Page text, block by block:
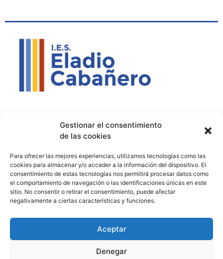
Gestionar el consentimiento
de las cookies
Para ofrecer las mejores experiencias, utilizamos tecnologías como las
cookies para almacenar y/o acceder a la información del dispositivo. El
consentimiento de estas tecnologías nos permitirá procesar datos como
el comportamiento de navegación o las identificaciones únicas en este
sitio. No consentir o retirar el consentimiento, puede afectar
negativamente a ciertas características y funciones.
Aceptar
Denegar
926 51 00 33
13003129.ies@educastillalamancha.es
C. Ángel Luis Cabañas
Serna, 7, 13700 Tomelloso,
Cdad. Real
Proyecto Bilingüe
Ágora Europa
Melanogaster Catch the Fly
© 2026 IES Eladio Cabañero. Todos los derechos reservados.